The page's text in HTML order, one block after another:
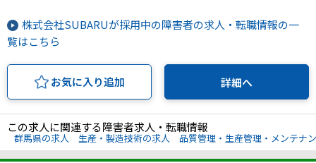
株式会社SUBARUが採用中の障害者の求人・転職情報の一
覧はこちら
お気に入り追加 詳細へ
この求人に関連する障害者求人・転職情報
群馬県の求人 生産・製造技術の求人 品質管理・生産管理・メンテナ